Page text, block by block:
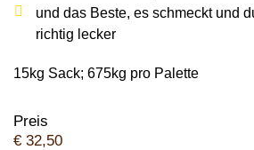
und das Beste, es schmeckt und
richtig lecker
15kg Sack; 675kg pro Palette
Preis
€ 32,50